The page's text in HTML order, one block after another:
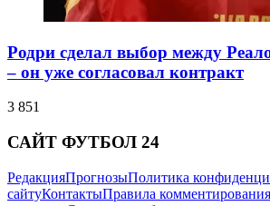
Родри сделал выбор между
– он уже согласовал контракт
3 851
САЙТ ФУТБОЛ 24
РедакцияПрогнозыПолитика
сайтуКонтактыПравила комментирования